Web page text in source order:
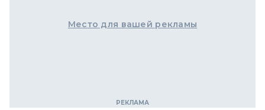
Место для вашей рекламы